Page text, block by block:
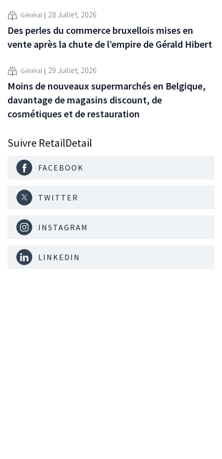
Général 28 Juillet, 2026
Des perles du commerce bruxellois mises en
vente après la chute de l’empire de Gérald Hibert
Général 29 Juillet, 2026
Moins de nouveaux supermarchés en Belgique,
davantage de magasins discount, de
cosmétiques et de restauration
Suivre RetailDetail
FACEBOOK
TWITTER
INSTAGRAM
LINKEDIN